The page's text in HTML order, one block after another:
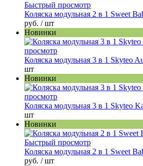
Быстрый просмотр
Коляска модульная 2 в 1 Sweet
руб. / шт
Новинки
просмотр
Коляска модульная 3 в 1 Skyteo
шт
Новинки
просмотр
Коляска модульная 3 в 1 Skyteo
шт
Новинки
Быстрый просмотр
Коляска модульная 2 в 1 Sweet
руб. / шт